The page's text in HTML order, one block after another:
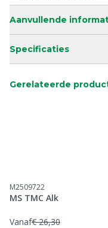
Aanvullende
Specificaties
Gerelateerde
M2509722
MS TMC Alk
Vanaf€ 26,30